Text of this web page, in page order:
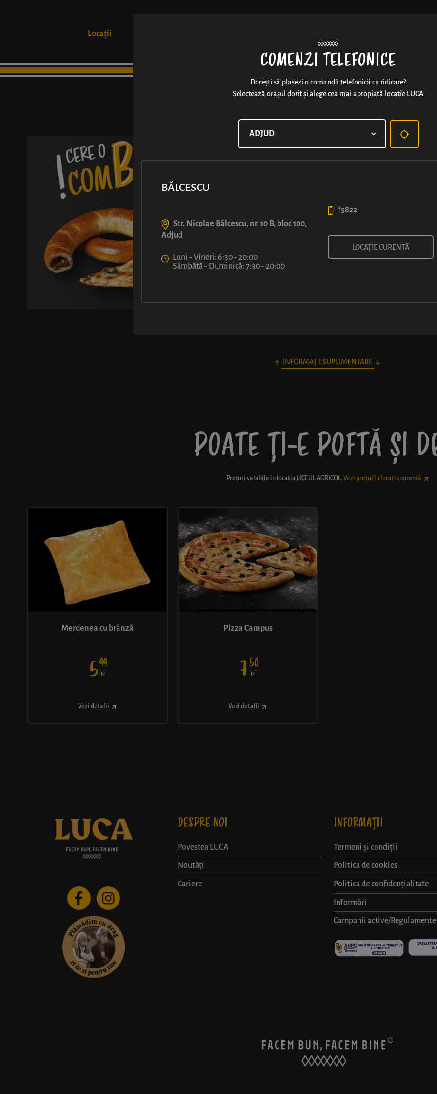
Locații
comBUNație®: Covrig
1300 10 lei
INFORMAȚII SUPLIMENTARE
POATE ȚI-E POFTĂ ȘI
Prețuri valabile în locația LICEUL AGRICOL. Vezi prețul în locația curentă
Merdenea cu brânză
599
lei
Vezi detalii
Pizza Campus
750
lei
Vezi detalii
DESPRE NOI
Povestea LUCA
Noutăți
Cariere
INFORMAȚII
Termeni și condiții
Politica de cookies
Politica de confidențialitate
Informări
Campanii active/Regulamente
COMENZI TELEFONICE
Dorești să plasezi o comandă telefonică cu ridicare?
Selectează orașul dorit și alege cea mai apropiată locație LUCA
BĂLCESCU
Str. Nicolae Bălcescu, nr. 10 B, bloc 100,
Adjud
Luni - Vineri: 6:30 - 20:00
Sâmbătă - Duminică: 7:30 - 20:00
*5822
LOCAȚIE CURENTĂ